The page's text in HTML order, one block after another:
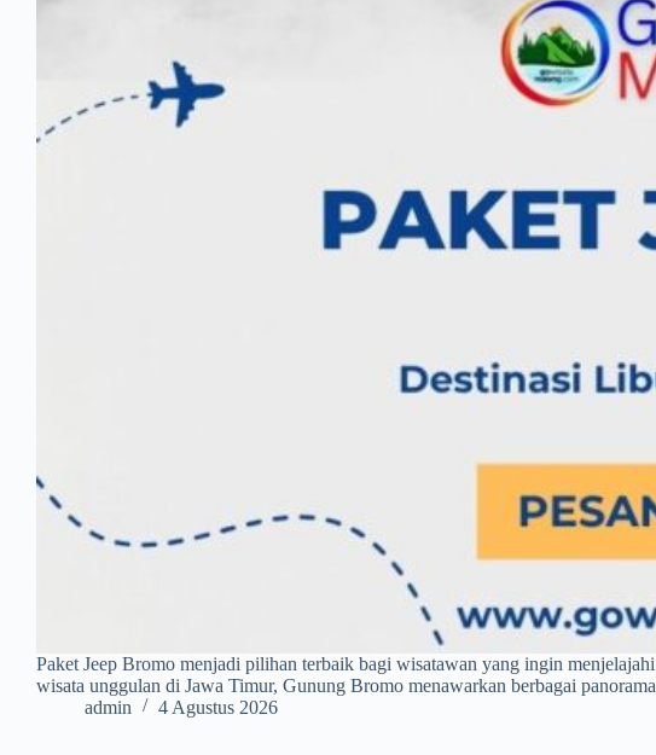
Paket Jeep Bromo menjadi pilihan terbaik bagi wisatawan yang ingin
wisata unggulan di Jawa Timur, Gunung Bromo menawarkan berbagai
admin
4 Agustus 2026